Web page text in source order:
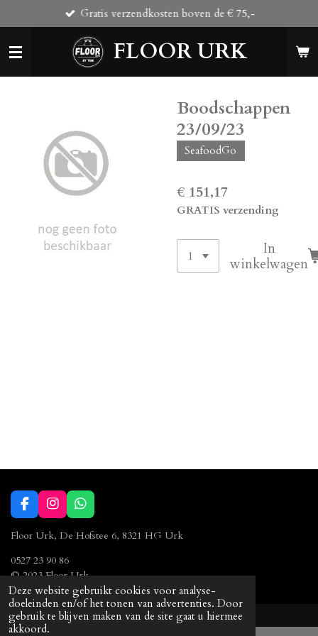
Deze website gebruikt cookies voor analyse-
doeleinden en/of het tonen van advertenties. Door
gebruik te blijven maken van de site gaat u hiermee
akkoord.
direct
naar
de
hoofdinhoud
FLOOR URK
Gratis verzendkosten boven de € 75,-
Boodschappen
23/09/23
SeafoodGo
€ 151,17
GRATIS verzending
In
winkelwagen
F
a
c
b
o
o
k
I
n
s
a
g
r
a
m
W
h
a
A
p
p
Floor Urk, De Hofstee 6, 8321 HG Urk
0527 23 90 86
© 2023 Floor Urk